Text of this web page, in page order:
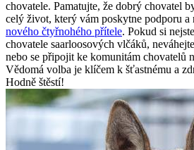
chovatele. Pamatujte, že dobrý chovatel
celý život, který vám poskytne podporu a
nového čtyřnohého přítele. Pokud si
chovatele saarloosových vlčáků,
nebo se připojit ke komunitám chovatelů
Vědomá volba je klíčem k šťastnému a
Hodně štěstí!